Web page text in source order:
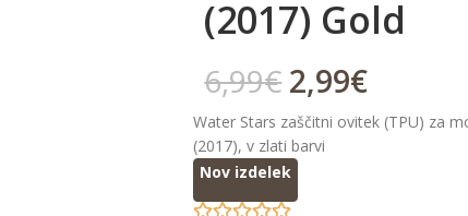
(2017) Gold
6,99€ 2,99€
Water Stars zaščitni ovitek (TPU) za
(2017), v zlati barvi
Nov izdelek